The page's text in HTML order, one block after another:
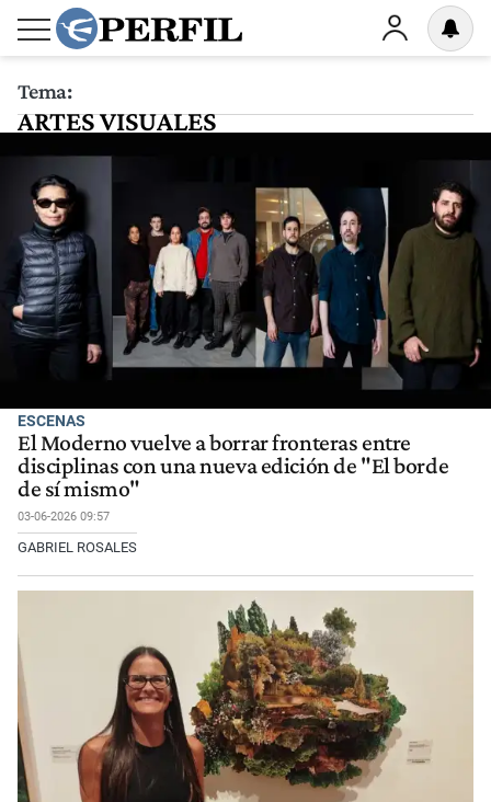
Tema:
ARTES VISUALES
ESCENAS
El Moderno vuelve a borrar fronteras entre
disciplinas con una nueva edición de "El borde
de sí mismo"
03-06-2026 09:57
GABRIEL ROSALES